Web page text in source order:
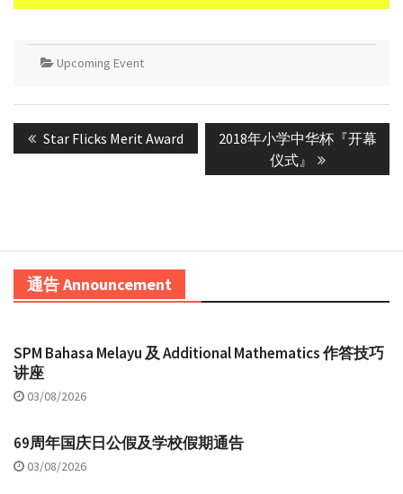
Upcoming Event
Post
navigation
Previous
post:
Star Flicks Merit Award
Next
2018年小学中华杯『开幕
仪式』
通告 Announcement
SPM Bahasa Melayu 及 Additional Mathematics 作答技巧
讲座
03/08/2026
69周年国庆日公假及学校假期通告
03/08/2026